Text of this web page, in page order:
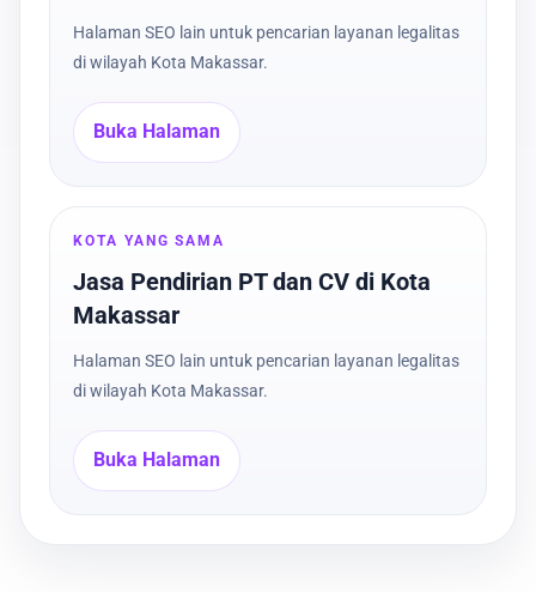
Halaman SEO lain untuk pencarian layanan legalitas
di wilayah Kota Makassar.
Buka Halaman
KOTA YANG SAMA
Jasa Pendirian PT dan CV di Kota
Makassar
Halaman SEO lain untuk pencarian layanan legalitas
di wilayah Kota Makassar.
Buka Halaman